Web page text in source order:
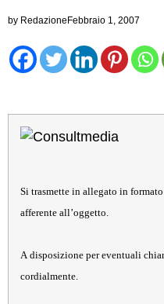
by Redazione Febbraio 1, 2007
Si trasmette in allegato in
afferente all’oggetto.
A disposizione per eventuali
cordialmente.